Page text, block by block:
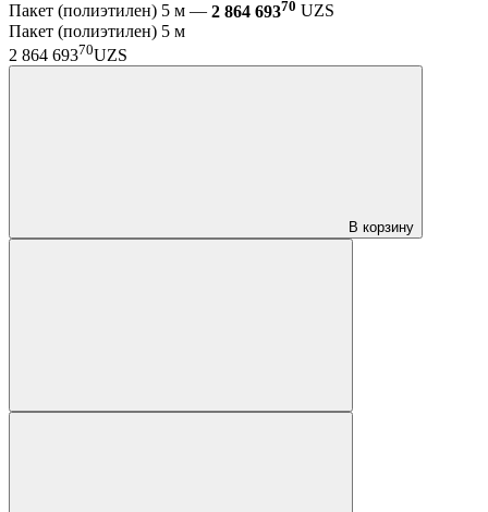
Пакет (полиэтилен) 5 м — 2 864 69370 UZS
Пакет (полиэтилен) 5 м
2 864 69370UZS
В корзину